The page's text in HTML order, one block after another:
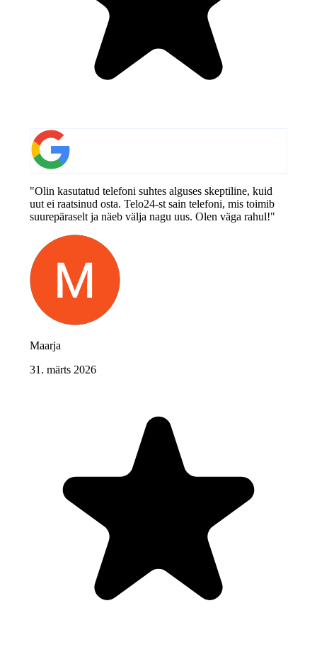
"Olin kasutatud telefoni suhtes alguses skeptiline, kuid
uut ei raatsinud osta. Telo24-st sain telefoni, mis toimib
suurepäraselt ja näeb välja nagu uus. Olen väga rahul!"
Maarja
31. märts 2026